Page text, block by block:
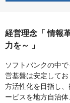
経営理念「 情報
力を～ 」
ソフトバンクの中
営基盤は安定して
⽅活性化を⽬指し
ービスを地⽅⾃治